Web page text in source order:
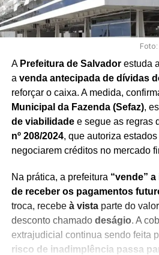
A Prefeitura de Salvadorestuda
a venda antecipada de dívidas
reforçar o caixa. A medida,
Municipal da Fazenda (Sefaz),
de viabilidadee segue as regras
nº 208/2024, que autoriza
negociarem créditos no mercado
Na prática, a prefeitura “vende”
de receber os pagamentos
troca, recebe à vistaparte do
desconto chamado deságio. A
extrajudicial continua sendo feita
risco de inadimplência passa